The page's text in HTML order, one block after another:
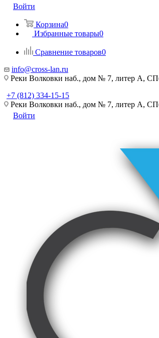
Войти
Корзина0
Избранные товары0
Сравнение товаров0
info@cross-lan.ru
Реки Волковки наб., дом № 7, литер А,
+7 (812) 334-15-15
Реки Волковки наб., дом № 7, литер А,
Войти